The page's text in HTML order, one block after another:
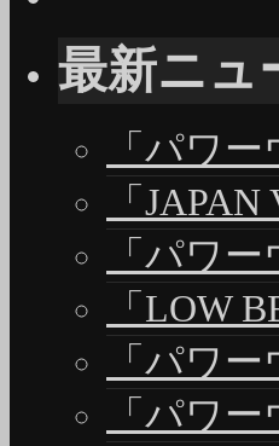
最新ニュ
「パワ
「
「パワ
「LOW
「パワ
「パワ